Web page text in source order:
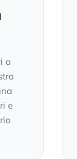
a
e